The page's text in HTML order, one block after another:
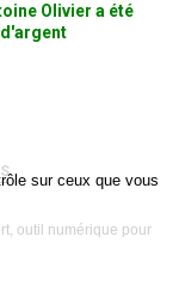
Olivier a été
outil numérique pour
sur ceux que vous